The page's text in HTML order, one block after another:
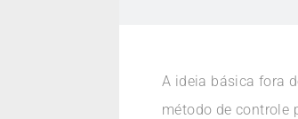
A ideia básica fora
método de controle